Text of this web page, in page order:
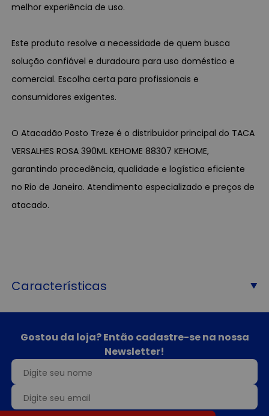
melhor experiência de uso.
Este produto resolve a necessidade de quem busca
solução confiável e duradoura para uso doméstico e
comercial. Escolha certa para profissionais e
consumidores exigentes.
O Atacadão Posto Treze é o distribuidor principal do TACA
VERSALHES ROSA 390ML KEHOME 88307 KEHOME,
garantindo procedência, qualidade e logística eficiente
no Rio de Janeiro. Atendimento especializado e preços de
atacado.
Características
Gostou da loja? Então cadastre-se na nossa
Newsletter!